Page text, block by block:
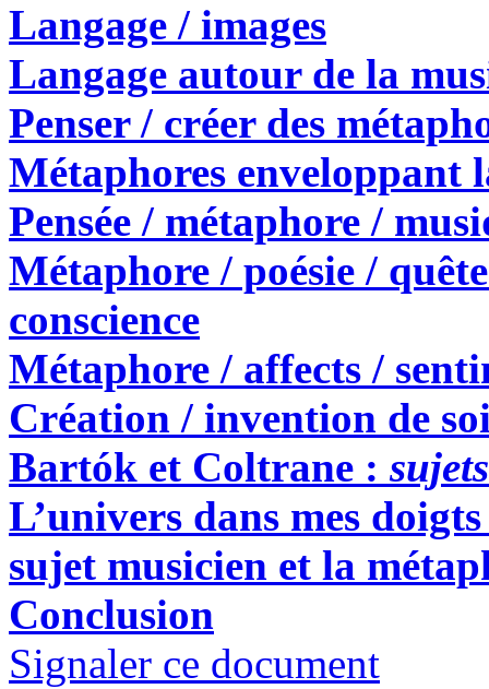
Langage / images
Langage autour de la
Penser / créer des
Métaphores enveloppant
Pensée / métaphore /
Métaphore / poésie /
conscience
Métaphore / affects /
Création / invention de
Bartók et Coltrane :
L’univers dans mes
sujet musicien et la
Conclusion
Signaler ce document